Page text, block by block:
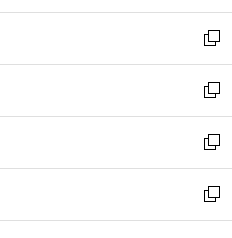
開
く
ウ
で
開
く
ン
ド
ウ
で
開
く
新
し
い
ウ
ィ
ン
ド
ウ
新
し
い
ウ
ィ
ン
新
し
い
ウ
新
し